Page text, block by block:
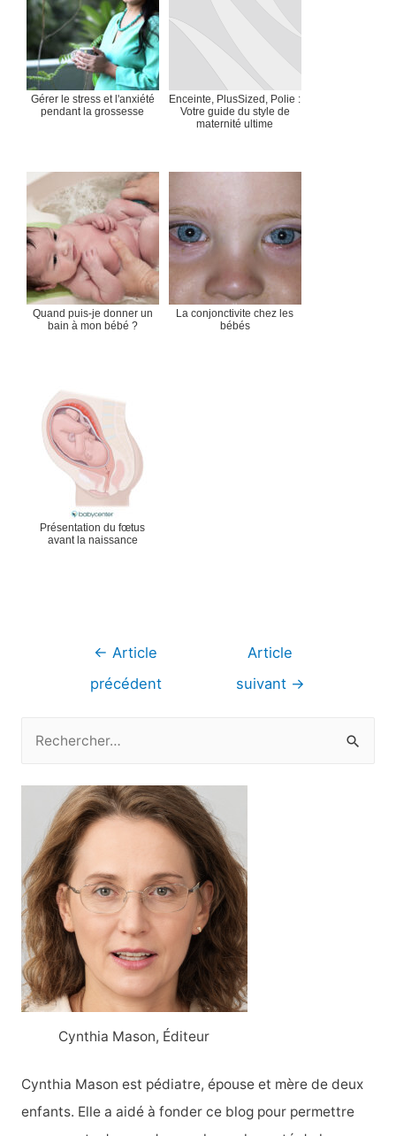
Gérer le stress et l'anxiété
pendant la grossesse
Enceinte, PlusSized, Polie :
Votre guide du style de
maternité ultime
Quand puis-je donner un
bain à mon bébé ?
La conjonctivite chez les
bébés
Présentation du fœtus
avant la naissance
Navigation
← Article
précédent
Article
suivant →
c
c
h
e
r
Cynthia Mason, Éditeur
Cynthia Mason est pédiatre, épouse et mère de deux
enfants. Elle a aidé à fonder ce blog pour permettre